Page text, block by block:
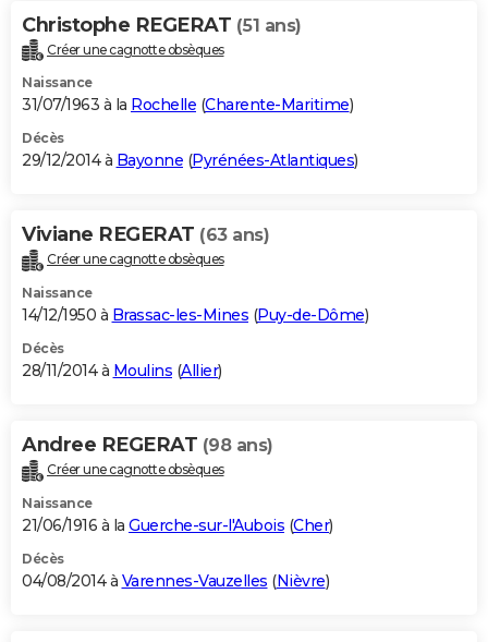
Christophe REGERAT (51 ans)
Créer une cagnotte obsèques
Naissance
31/07/1963 à la Rochelle (Charente-Maritime)
Décès
29/12/2014 à Bayonne (Pyrénées-Atlantiques)
Viviane REGERAT (63 ans)
Créer une cagnotte obsèques
Naissance
14/12/1950 à Brassac-les-Mines (Puy-de-Dôme)
Décès
28/11/2014 à Moulins (Allier)
Andree REGERAT (98 ans)
Créer une cagnotte obsèques
Naissance
21/06/1916 à la Guerche-sur-l'Aubois (Cher)
Décès
04/08/2014 à Varennes-Vauzelles (Nièvre)